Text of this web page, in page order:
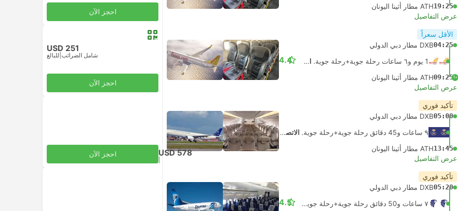
19:25ATH مطار أثينا اليونان
عرض التفاصيل
احجز الآن
الأقل سعراً
04:25DXB مطار دبي الدولي
1 يوم و٦ ساعات رحلة جوية+رحلة جوية.
الاتصال الذاتي
+1
09:25ATH مطار أثينا اليونان
4.4
عرض التفاصيل
USD 251
شامل الضرائب للبالغ
احجز الآن
تأكيد فوري
05:00DXB مطار دبي الدولي
٩ ساعات و‫45 دقائق رحلة جوية+رحلة جوية.
الاتصال الذاتي
13:45ATH مطار أثينا اليونان
عرض التفاصيل
USD 578 احجز الآن
تأكيد فوري
05:20DXB مطار دبي الدولي
٧ ساعات و‫50 دقائق رحلة جوية+رحلة جوية.
الاتصال الذاتي
4.5